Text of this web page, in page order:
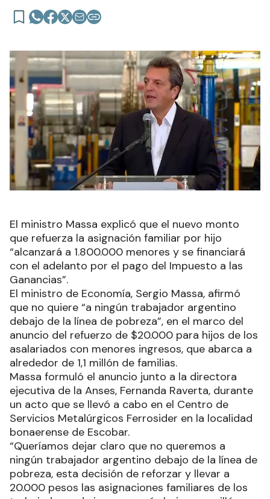
El ministro Massa explicó que el nuevo monto
que refuerza la asignación familiar por hijo
“alcanzará a 1.800.000 menores y se financiará
con el adelanto por el pago del Impuesto a las
Ganancias”.
El ministro de Economía, Sergio Massa, afirmó
que no quiere “a ningún trabajador argentino
debajo de la línea de pobreza”, en el marco del
anuncio del refuerzo de $20.000 para hijos de los
asalariados con menores ingresos, que abarca a
alrededor de 1,1 millón de familias.
Massa formuló el anuncio junto a la directora
ejecutiva de la Anses, Fernanda Raverta, durante
un acto que se llevó a cabo en el Centro de
Servicios Metalúrgicos Ferrosider en la localidad
bonaerense de Escobar.
“Queríamos dejar claro que no queremos a
ningún trabajador argentino debajo de la línea de
pobreza, esta decisión de reforzar y llevar a
20.000 pesos las asignaciones familiares de los